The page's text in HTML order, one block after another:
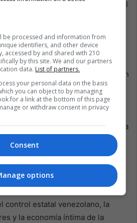
La Guaira, Venezuela. EFE/Miguel
para irse se
hecho que partir sea algo común
Millones se han ido en los
por América Latina y Estados
a hogares donde las remesas
como una disculpa. Volver a
cruzar la frontera en sentido
por la que uno se fue.
que una historia de
la intersección entre la política
control estatal venezolano, la
y la economía íntima de la
be processed and information from
identifiers, and other device
accessed by and shared with 210
by this site. We and our partners
data. List of partners.
your personal data on the basis
you can object to by managing
for a link at the bottom of this page
or withdraw consent in privacy
Consent
options